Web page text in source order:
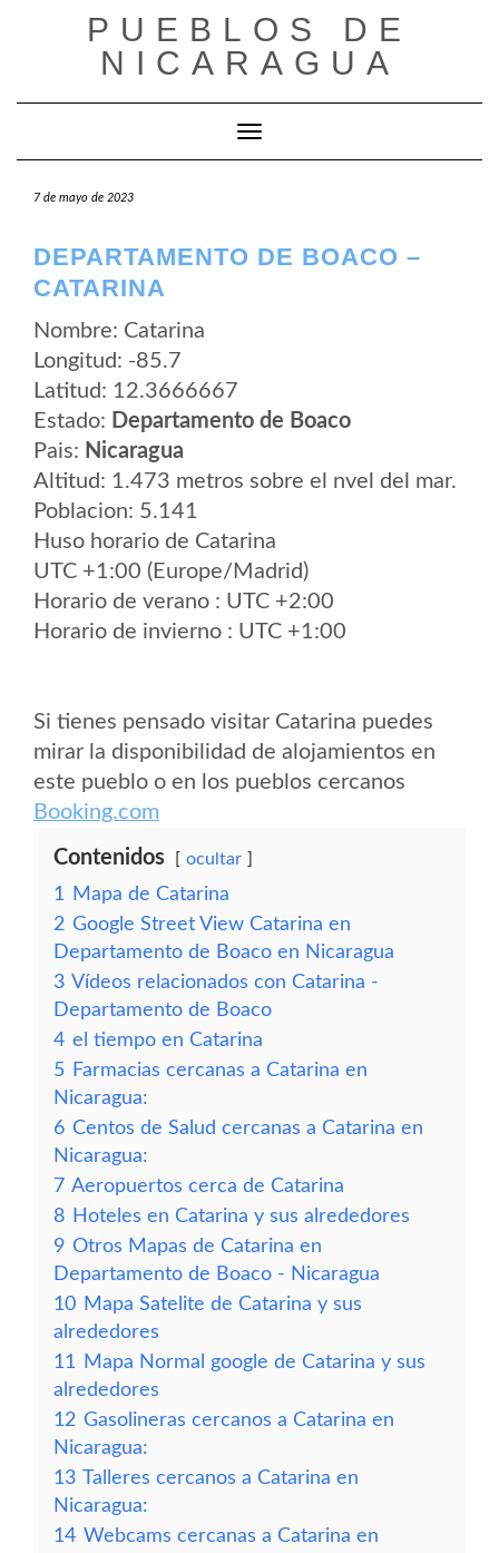
PUEBLOS DE
NICARAGUA
Cambiar modo de navegación
7 de mayo de 2023
DEPARTAMENTO DE BOACO –
CATARINA
Nombre: Catarina
Longitud: -85.7
Latitud: 12.3666667
Estado: Departamento de Boaco
Pais: Nicaragua
Altitud: 1.473 metros sobre el nvel del mar.
Poblacion: 5.141
Huso horario de Catarina
UTC +1:00 (Europe/Madrid)
Horario de verano : UTC +2:00
Horario de invierno : UTC +1:00
Si tienes pensado visitar Catarina puedes
mirar la disponibilidad de alojamientos en
este pueblo o en los pueblos cercanos
Booking.com
Contenidos ocultar
1
Mapa de Catarina
2 Google Street View Catarina en
Departamento de Boaco en Nicaragua
3 Vídeos relacionados con Catarina -
Departamento de Boaco
4 el tiempo en Catarina
5 Farmacias cercanas a Catarina en
Nicaragua:
6 Centos de Salud cercanas a Catarina en
Nicaragua:
7 Aeropuertos cerca de Catarina
8 Hoteles en Catarina y sus alrededores
9 Otros Mapas de Catarina en
Departamento de Boaco - Nicaragua
10 Mapa Satelite de Catarina y sus
alrededores
11
Mapa Normal google de Catarina y sus
alrededores
12 Gasolineras cercanos a Catarina en
Nicaragua:
13 Talleres cercanos a Catarina en
Nicaragua:
14 Webcams cercanas a Catarina en